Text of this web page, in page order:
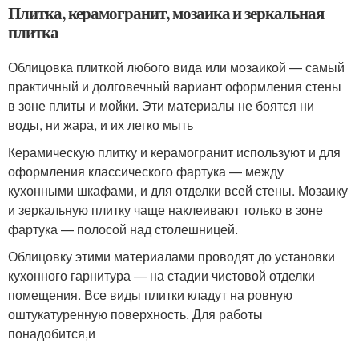
Плитка, керамогранит, мозаика и зеркальная
плитка
Облицовка плиткой любого вида или мозаикой — самый
практичный и долговечный вариант оформления стены
в зоне плиты и мойки. Эти материалы не боятся ни
воды, ни жара, и их легко мыть
Керамическую плитку и керамогранит используют и для
оформления классического фартука — между
кухонными шкафами, и для отделки всей стены. Мозаику
и зеркальную плитку чаще наклеивают только в зоне
фартука — полосой над столешницей.
Облицовку этими материалами проводят до установки
кухонного гарнитура — на стадии чистовой отделки
помещения. Все виды плитки кладут на ровную
оштукатуренную поверхность. Для работы
понадобится,и